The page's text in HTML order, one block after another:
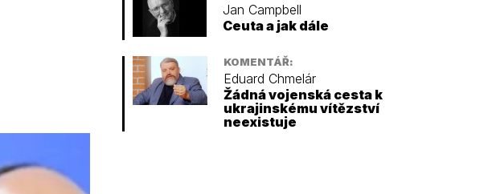
Jan Campbell
Ceuta a jak dále
KOMENTÁŘ:
Eduard Chmelár
Žádná vojenská cesta k
ukrajinskému vítězství
neexistuje